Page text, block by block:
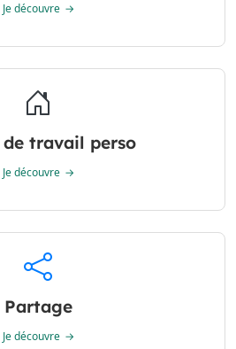
Je découvre
de travail perso
Je découvre
Partage
Je découvre